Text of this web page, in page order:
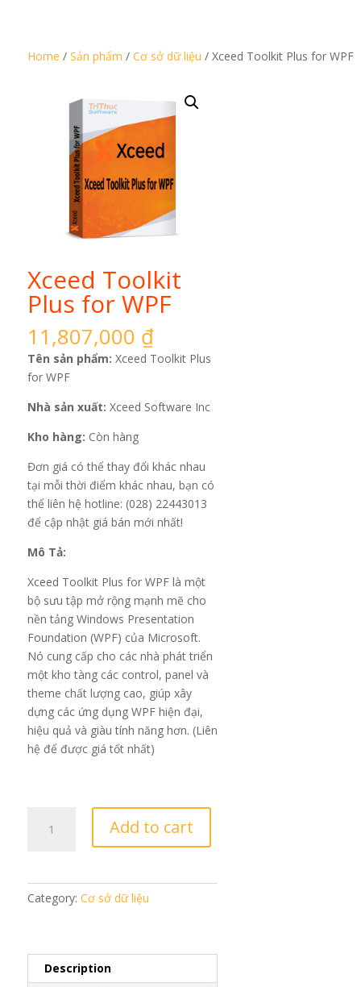
Home / Sản phẩm / Cơ sở dữ liệu / Xceed Toolkit Plus for WPF
Xceed Toolkit
Plus for WPF
11,807,000 ₫
Tên sản phẩm: Xceed Toolkit Plus
for WPF
Nhà sản xuất: Xceed Software Inc
Kho hàng: Còn hàng
Đơn giá có thể thay đổi khác nhau
tại mỗi thời điểm khác nhau, bạn có
thể liên hệ hotline: (028) 22443013
để cập nhật giá bán mới nhất!
Mô Tả:
Xceed Toolkit Plus for WPF là một
bộ sưu tập mở rộng mạnh mẽ cho
nền tảng Windows Presentation
Foundation (WPF) của Microsoft.
Nó cung cấp cho các nhà phát triển
một kho tàng các control, panel và
theme chất lượng cao, giúp xây
dựng các ứng dụng WPF hiện đại,
hiệu quả và giàu tính năng hơn. (Liên
hệ để được giá tốt nhất)
Toolkit
quantity
Add to cart
Category: Cơ sở dữ liệu
Description